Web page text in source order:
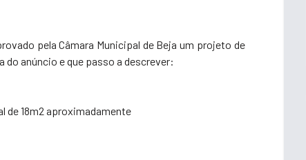
pela Câmara Municipal de Beja um projeto de
anúncio e que passo a descrever:
de 18m2 aproximadamente